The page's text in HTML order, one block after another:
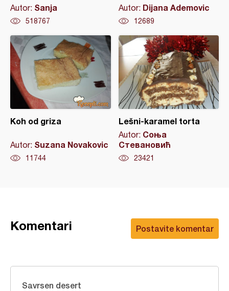
Autor: Sanja
518767
Autor: Dijana Ademovic
12689
Koh od griza
Autor: Suzana Novakovic
11744
Lešni-karamel torta
Autor: Соња
Стевановић
23421
Postavite komentar
Komentari
Savrsen desert